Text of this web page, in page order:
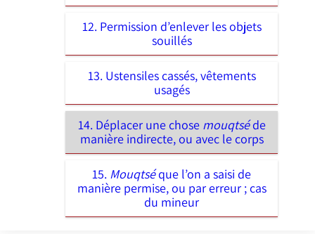
12. Permission d’enlever les objets
souillés
13. Ustensiles cassés, vêtements
usagés
14. Déplacer une chose mouqtséde
manière indirecte, ou avec le corps
15. Mouqtséque l’on a saisi de
manière permise, ou par erreur ; cas
du mineur